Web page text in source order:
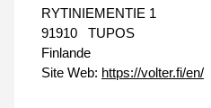
RYTINIEMENTIE 1
91910
TUPOS
Finlande
Site Web: https://volter.fi/en/